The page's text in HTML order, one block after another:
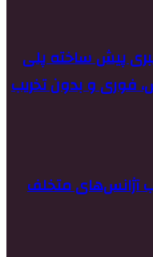
پیش ساخته پلی
فوری و بدون تخریب
آژانس‌های متخلف